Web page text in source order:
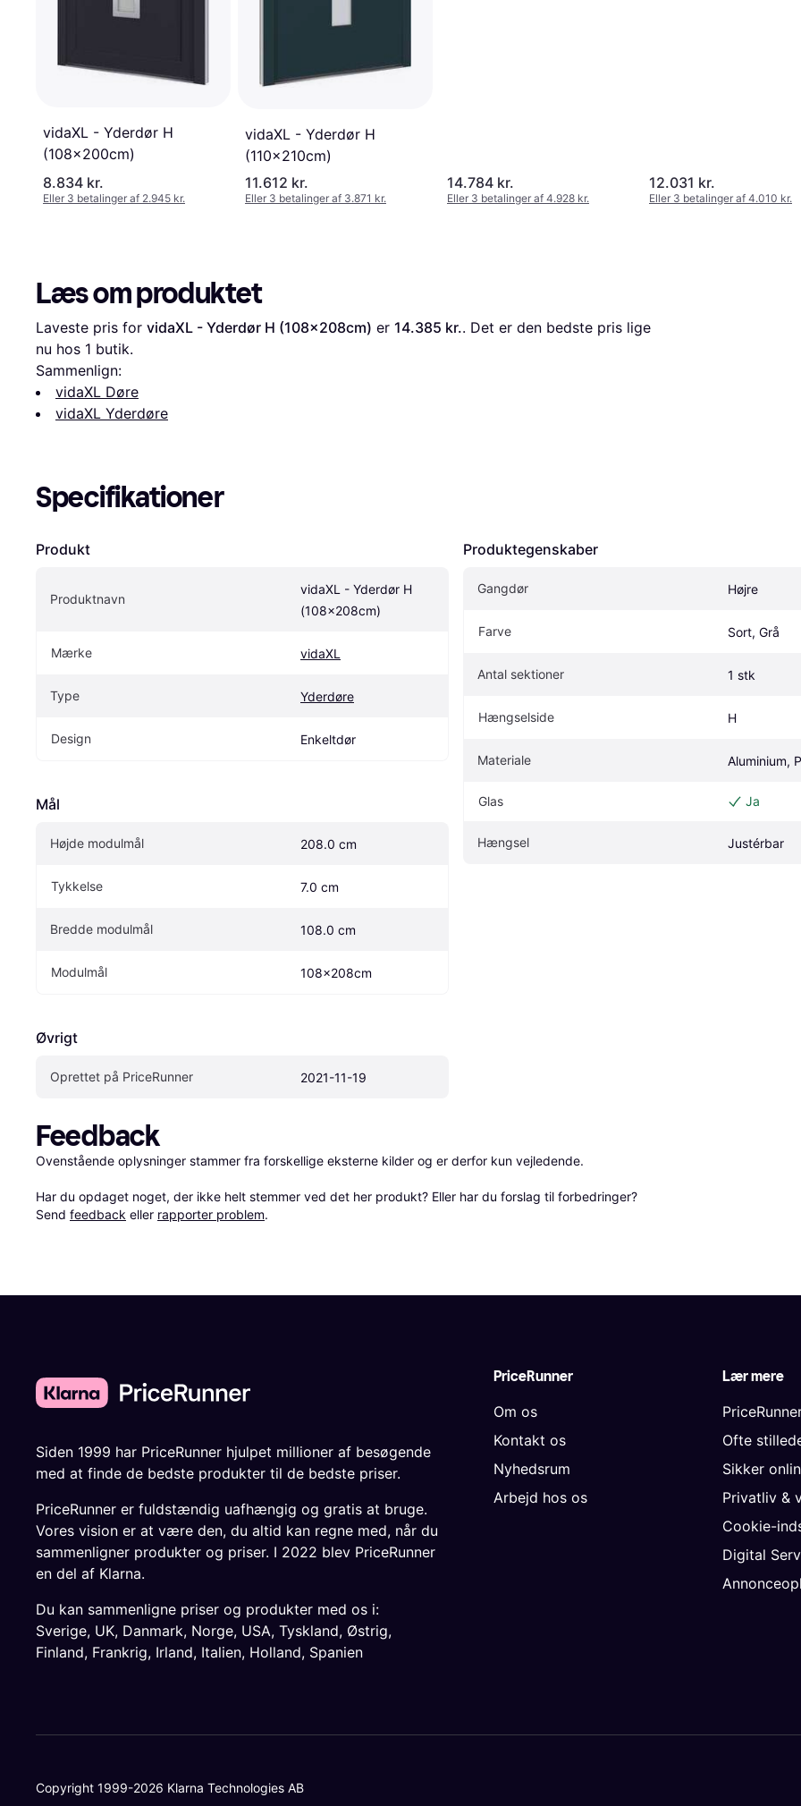
vidaXL - Yderdør H
(108x200cm)
8.834 kr.
Eller 3 betalinger af 2.945 kr.
vidaXL - Yderdør H
(110x210cm)
11.612 kr.
Eller 3 betalinger af 3.871 kr.
14.784 kr.
Eller 3 betalinger af 4.928 kr.
12.031 kr.
Eller 3 betalinger af 4.010 kr.
Læs om produktet
Laveste pris for vidaXL - Yderdør H (108x208cm) er 14.385 kr.. Det er den bedste pris lige
nu hos 1 butik.
Sammenlign:
vidaXL Døre
vidaXL Yderdøre
Specifikationer
Produkt
Produktnavn
vidaXL - Yderdør H
(108x208cm)
Mærke vidaXL
Type Yderdøre
Design Enkeltdør
Mål
Højde modulmål 208.0 cm
Tykkelse 7.0 cm
Bredde modulmål 108.0 cm
Modulmål 108x208cm
Øvrigt
Oprettet på PriceRunner 2021-11-19
Produktegenskaber
Gangdør Højre
Farve Sort, Grå
Antal sektioner 1 stk
Hængselside H
Materiale Aluminium,
Glas Ja
Hængsel Justérbar
Feedback
Ovenstående oplysninger stammer fra forskellige eksterne kilder og er derfor kun vejledende.
Har du opdaget noget, der ikke helt stemmer ved det her produkt? Eller har du forslag til forbedringer?
Send feedback eller rapporter problem.
PriceRunner
Om os
Kontakt os
Nyhedsrum
Arbejd hos os
Lær mere
Ofte
Sikker
Privatliv &
Cookie-
Digital
Siden 1999 har PriceRunner hjulpet millioner af besøgende
med at finde de bedste produkter til de bedste priser.
PriceRunner er fuldstændig uafhængig og gratis at bruge.
Vores vision er at være den, du altid kan regne med, når du
sammenligner produkter og priser. I 2022 blev PriceRunner
en del af Klarna.
Du kan sammenligne priser og produkter med os i:
Sverige, UK, Danmark, Norge, USA, Tyskland, Østrig,
Finland, Frankrig, Irland, Italien, Holland, Spanien
Copyright 1999-2026 Klarna Technologies AB